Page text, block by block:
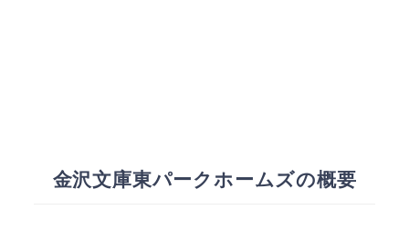
金沢文庫東パークホームズの概要